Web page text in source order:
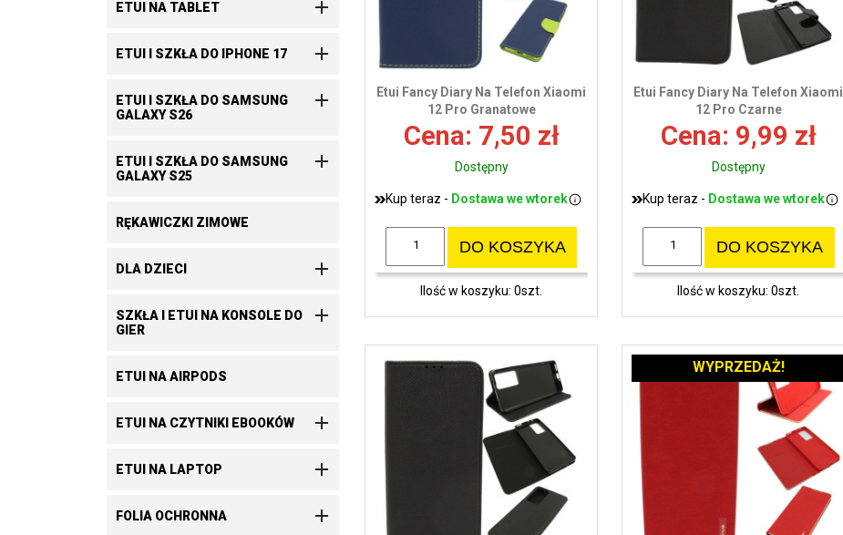
ETUI NA TABLET 
ETUI I SZKŁA DO IPHONE 17 
ETUI I SZKŁA DO SAMSUNG
GALAXY S26

ETUI I SZKŁA DO SAMSUNG
GALAXY S25

RĘKAWICZKI ZIMOWE
DLA DZIECI 
SZKŁA I ETUI NA KONSOLE DO
GIER

ETUI NA AIRPODS
ETUI NA CZYTNIKI EBOOKÓW 
ETUI NA LAPTOP 
FOLIA OCHRONNA 
Etui Fancy Diary Na Telefon Xiaomi
12 Pro Granatowe
Cena: 7,50 zł
Dostępny
Kup teraz - Dostawa we wtorek
DO KOSZYKA
Ilość w koszyku: 0szt.
Etui Fancy Diary Na Telefon Xiaomi
12 Pro Czarne
Cena: 9,99 zł
Dostępny
Kup teraz - Dostawa we wtorek
DO KOSZYKA
Ilość w koszyku: 0szt.
WYPRZEDAŻ!